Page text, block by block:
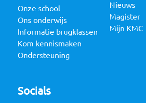
Onze school
Ons onderwijs
Informatie brugklassen
Kom kennismaken
Ondersteuning
Nieuws
Magister
Mijn KMC
Socials